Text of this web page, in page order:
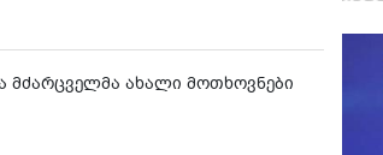
მძარცველმა ახალი მოთხოვნები